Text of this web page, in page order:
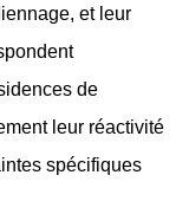
et leur
de
leur réactivité
spécifiques